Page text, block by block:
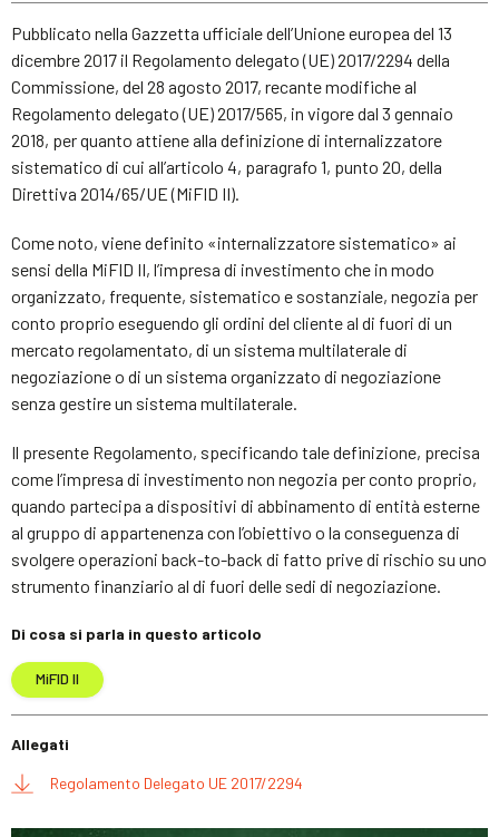
Pubblicato nella Gazzetta ufficiale dell’Unione europea del 13
dicembre 2017 il Regolamento delegato (UE) 2017/2294 della
Commissione, del 28 agosto 2017, recante modifiche al
Regolamento delegato (UE) 2017/565, in vigore dal 3 gennaio
2018, per quanto attiene alla definizione di internalizzatore
sistematico di cui all’articolo 4, paragrafo 1, punto 20, della
Direttiva 2014/65/UE (MiFID II).
Come noto, viene definito «internalizzatore sistematico» ai
sensi della MiFID II, l’impresa di investimento che in modo
organizzato, frequente, sistematico e sostanziale, negozia per
conto proprio eseguendo gli ordini del cliente al di fuori di un
mercato regolamentato, di un sistema multilaterale di
negoziazione o di un sistema organizzato di negoziazione
senza gestire un sistema multilaterale.
Il presente Regolamento, specificando tale definizione, precisa
come l’impresa di investimento non negozia per conto proprio,
quando partecipa a dispositivi di abbinamento di entità esterne
al gruppo di appartenenza con l’obiettivo o la conseguenza di
svolgere operazioni back-to-back di fatto prive di rischio su uno
strumento finanziario al di fuori delle sedi di negoziazione.
Di cosa si parla in questo articolo
MiFID II
Allegati
Regolamento Delegato UE 2017/2294